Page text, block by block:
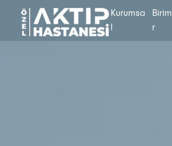
Kurumsa
Birim
r